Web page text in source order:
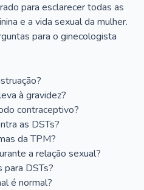
para esclarecer todas as
e a vida sexual da mulher.
para o ginecologista
à gravidez?
contraceptivo?
as DSTs?
da TPM?
a relação sexual?
para DSTs?
é normal?